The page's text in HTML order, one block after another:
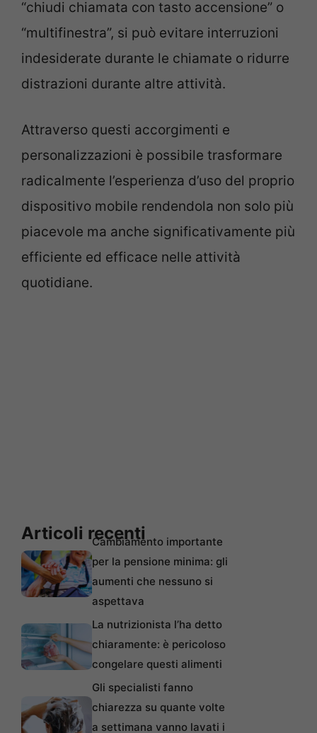
“chiudi chiamata con tasto accensione” o
“multifinestra”, si può evitare interruzioni
indesiderate durante le chiamate o ridurre
distrazioni durante altre attività.
Attraverso questi accorgimenti e
personalizzazioni è possibile trasformare
radicalmente l’esperienza d’uso del proprio
dispositivo mobile rendendola non solo più
piacevole ma anche significativamente più
efficiente ed efficace nelle attività
quotidiane.
Articoli recentiCambiamento importante
per la pensione minima: gli
aumenti che nessuno si
aspettava
La nutrizionista l’ha detto
chiaramente: è pericoloso
congelare questi alimenti
Gli specialisti fanno
chiarezza su quante volte
a settimana vanno lavati i